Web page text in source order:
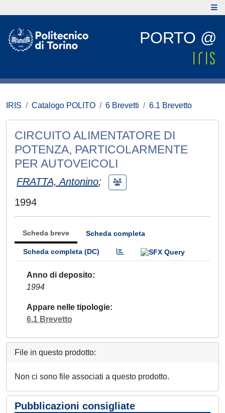
PORTO @
IRIS Catalogo POLITO 6 Brevetti 6.1 Brevetto
CIRCUITO ALIMENTATORE DI
POTENZA, PARTICOLARMENTE
PER AUTOVEICOLI
FRATTA, Antonino;
1994
Scheda breve Scheda completa
Scheda completa (DC)
Anno di deposito
1994
Appare nelle tipologie
6.1 Brevetto
File in questo prodotto:
Non ci sono file associati a questo prodotto.
Pubblicazioni consigliate